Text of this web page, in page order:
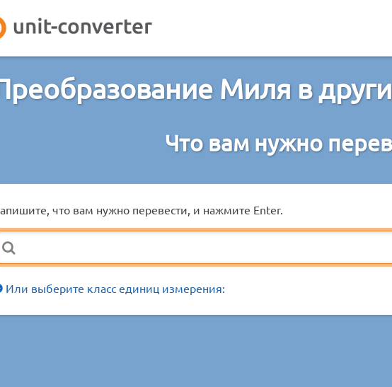
Миля в
Что вам нужно
что вам нужно перевести, и нажмите Enter.
Или выберите класс единиц измерения: